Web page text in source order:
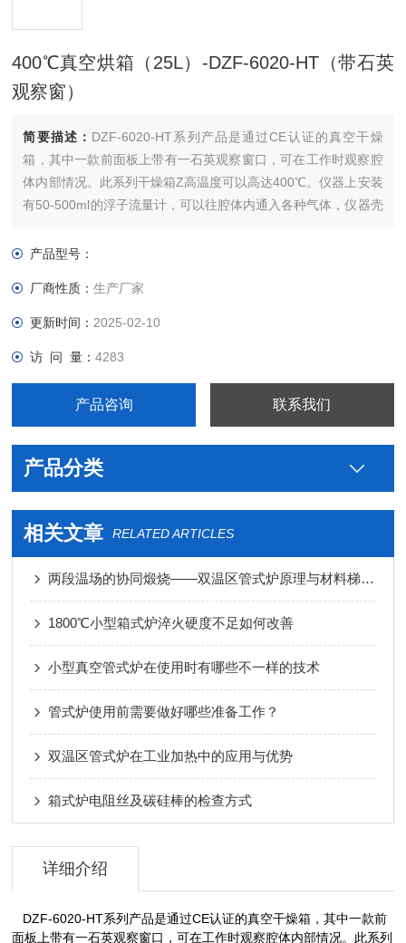
400℃真空烘箱（25L）-DZF-6020-HT（带石英
观察窗）
简要描述： DZF-6020-HT系列产品是通过CE认证的真空干燥
箱，其中一款前面板上带有一石英观察窗口，可在工作时观察腔
体内部情况。此系列干燥箱Z高温度可以高达400℃。仪器上安装
有50-500ml的浮子流量计，可以往腔体内通入各种气体，仪器壳
接。保温材料采用氧化铝纤维，纯净度高，外壳采用加厚优质
产品型号：
厂商性质：生产厂家
更新时间： 2025-02-10
访 问 量：4283
产品咨询 联系我们
产品分类
相关文章 RELATED ARTICLES
两段温场的协同煅烧——双温区管式炉原理与材料梯度热处理应用
1800℃小型箱式炉淬火硬度不足如何改善
小型真空管式炉在使用时有哪些不一样的技术
管式炉使用前需要做好哪些准备工作？
双温区管式炉在工业加热中的应用与优势
箱式炉电阻丝及碳硅棒的检查方式
详细介绍
DZF-6020-HT系列产品是通过CE认证的真空干燥箱，其中一款前
面板上带有一石英观察窗口，可在工作时观察腔体内部情况。此系列